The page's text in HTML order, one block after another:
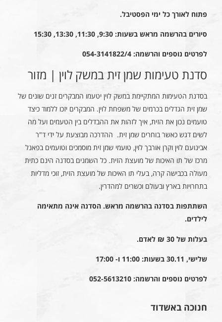
פתוח לאורך כל ימי הפסטיבל.
סיורים בהרשמה מראש בשעות: 9:30, 11:30, 13:30, 15:30
לפרטים נוספים והרשמה: 054-3141822/4
סדנת טעימות שמן זית במשק לוין | מזור
בסדנת הטעימות המתקיימת במשק לוין יטעמו המבקרים זנים שונים של
שמן זית הגדלים בכרמים של משפחת לוין. המבקרים יזכו ללמוד כיצד
טועמים נכון את הזית, איך לזהות את ההבדלים בין הטעמים ועל מה
לשים דגש כאשר בוחרים שמן זית. ההדרכה מבוצעת על ידי ד"ר
אבינועם לוין וקרן אורבך לוין, טועמי שמן זית מוסמכים וטועמים בפאנל
מרכז של תו האיכות של מועצת הזית. כל השמנים בסדנה הינם כתית
מעולה בכבישה קרה, בעלי תו האיכות של מועצת הזית, זוכי מדליות
בתחרויות בארץ ובעולם וכשרים למהדרין.
השתתפות בסדנה בהרשמה מראש. הסדנה אינה מתאימה
לילדים.
בעלות של 30 ₪ לאדם.
שלישי, 30.11 בשעות: 11:00 ו- 17:00
לפרטים נוספים והרשמה: 052-5613210
חנוכה באשדוד